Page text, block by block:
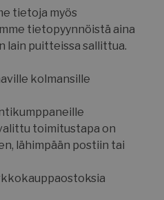
tietoja myös
tietopyynnöistä aina
lain puitteissa sallittua.
kolmansille
toimitustapa on
lähimpään postiin tai
Palveluntarjoaja / Verkkotunnus
Cloudflare Inc.
Cloudflare Inc.